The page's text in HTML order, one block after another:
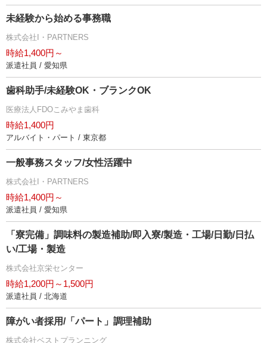
未経験から始める事務職
株式会社I・PARTNERS
時給1,400円～
派遣社員 / 愛知県
歯科助手/未経験OK・ブランクOK
医療法人FDOこみやま歯科
時給1,400円
アルバイト・パート / 東京都
一般事務スタッフ/女性活躍中
株式会社I・PARTNERS
時給1,400円～
派遣社員 / 愛知県
「寮完備」調味料の製造補助/即入寮/製造・工場/日勤/日払
い/工場・製造
株式会社京栄センター
時給1,200円～1,500円
派遣社員 / 北海道
障がい者採用/「パート」調理補助
株式会社ベストプランニング